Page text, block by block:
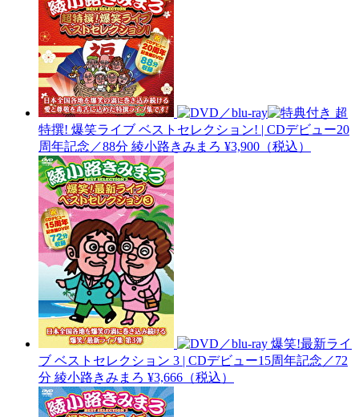
超
特撰! 爆笑ライブ ベストセレクション! | CDデビュー20
周年記念／88分 綾小路きみまろ ¥3,900（税込）
爆笑!最新ライ
ブ ベストセレクション 3 | CDデビュー15周年記念／72
分 綾小路きみまろ ¥3,666（税込）